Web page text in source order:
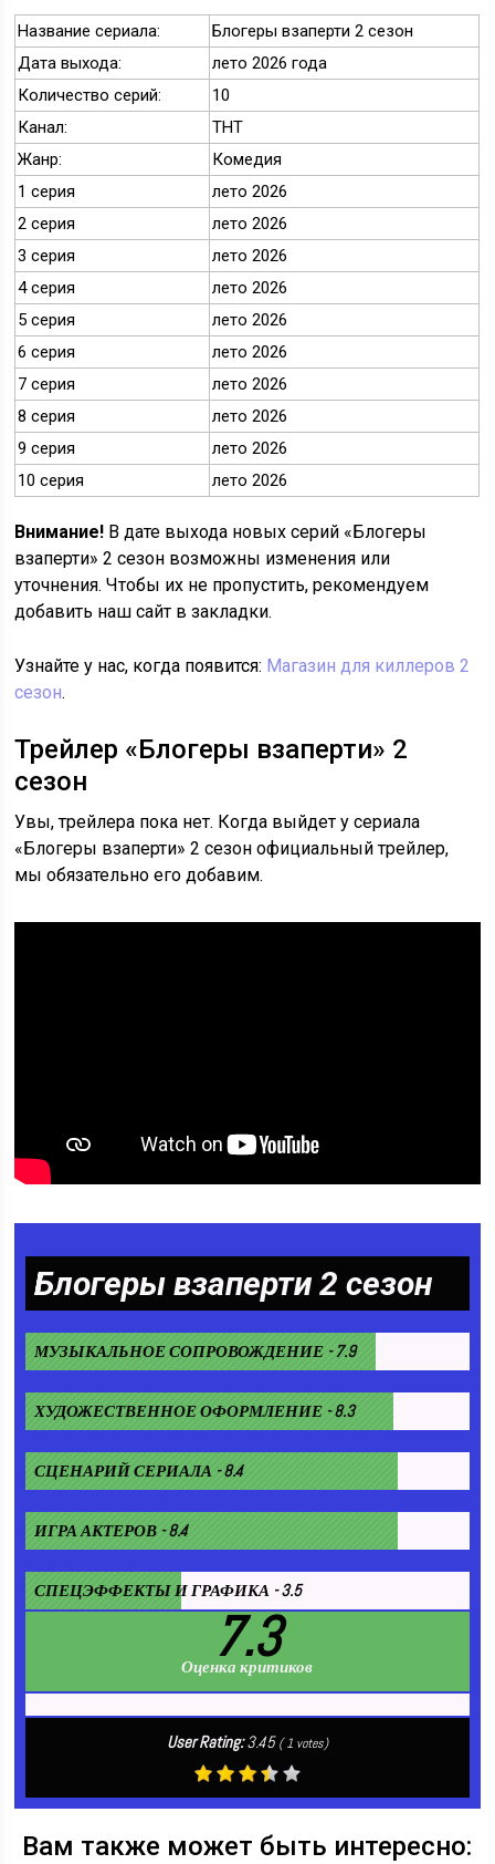
Название сериала:
Блогеры взаперти 2 сезон
Дата выхода:
лето 2026 года
Количество серий:
10
Канал:
ТНТ
Жанр:
Комедия
1 серия
лето 2026
2 серия
лето 2026
3 серия
лето 2026
4 серия
лето 2026
5 серия
лето 2026
6 серия
лето 2026
7 серия
лето 2026
8 серия
лето 2026
9 серия
лето 2026
10 серия
лето 2026
Внимание! В дате выхода новых серий «Блогеры
взаперти» 2 сезон возможны изменения или
уточнения. Чтобы их не пропустить, рекомендуем
добавить наш сайт в закладки.
Узнайте у нас, когда появится: Магазин для киллеров 2
сезон.
Трейлер «Блогеры взаперти» 2
сезон
Увы, трейлера пока нет. Когда выйдет у сериала
«Блогеры взаперти» 2 сезон официальный трейлер,
мы обязательно его добавим.
Блогеры взаперти 2 сезон
МУЗЫКАЛЬНОЕ СОПРОВОЖДЕНИЕ - 7.9
ХУДОЖЕСТВЕННОЕ ОФОРМЛЕНИЕ - 8.3
СЦЕНАРИЙ СЕРИАЛА - 8.4
ИГРА АКТЕРОВ - 8.4
СПЕЦЭФФЕКТЫ И ГРАФИКА - 3.5
7.3
Оценка критиков
User Rating:3.45 (1votes)
Вам также может быть интересно: